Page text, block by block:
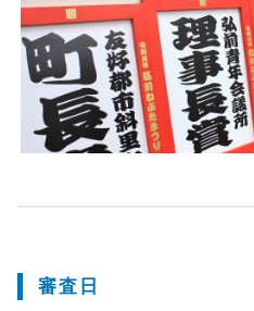
審査日